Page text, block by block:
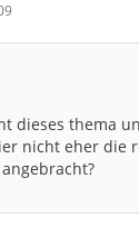
dieses thema
nicht eher die
angebracht?